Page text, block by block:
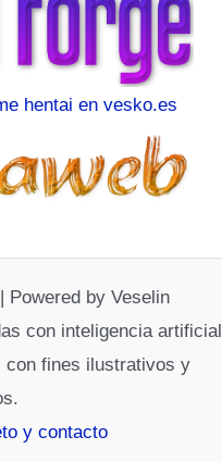
Powered by Veselin
con inteligencia artificial
con fines ilustrativos y
y contacto